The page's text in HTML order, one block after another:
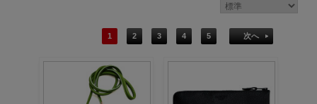
1 2 3 4 5 次へ